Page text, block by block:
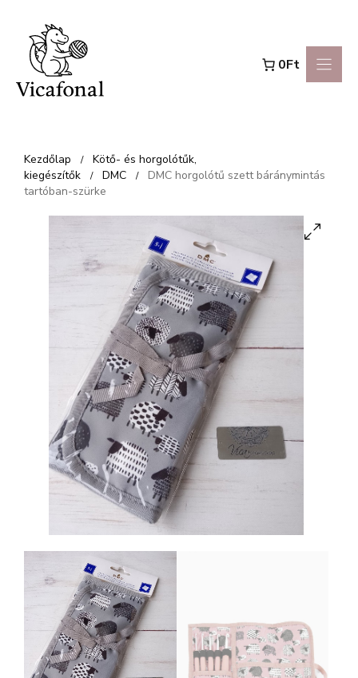
Kilépés
tartalomba
0Ft
Kezdőlap /
Kötő- és horgolótűk,
kiegészítők
/ DMC /
DMC horgolótű szett báránymintás
tartóban-szürke